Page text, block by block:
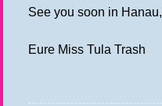
See you soon in Hanau,
Eure Miss Tula Trash